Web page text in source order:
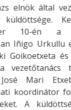
elnök által
10-én a
Iñigo Urkullu
Goikoetxeta
vezetőtanács
Mari
koordinátor
A